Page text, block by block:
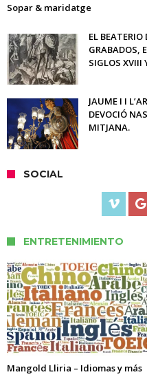
Sopar & maridatge
EL
GRABADOS,
SIGLOS XVIII
JAUME I I
DEVOCIÓ
MITJANA.
SOCIAL
ENTRETENIMIENTO
Mangold Lliria – Idiomas y más